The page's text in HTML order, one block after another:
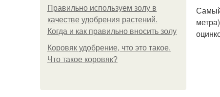
Правильно используем золу в
качестве удобрения растений.
Когда и как правильно вносить золу
Коровяк удобрение, что это такое.
Что такое коровяк?